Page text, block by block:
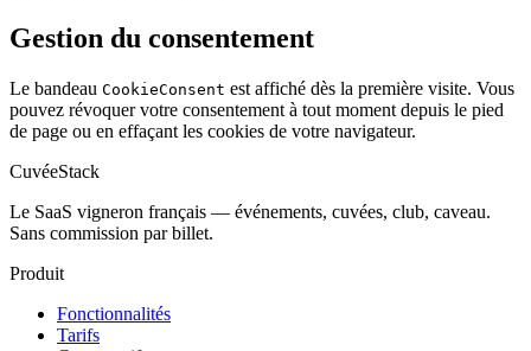
Gestion du consentement
Le bandeau CookieConsent est affiché dès la première visite. Vous
pouvez révoquer votre consentement à tout moment depuis le pied
de page ou en effaçant les cookies de votre navigateur.
CuvéeStack
Le SaaS vigneron français — événements, cuvées, club, caveau.
Sans commission par billet.
Produit
Fonctionnalités
Tarifs